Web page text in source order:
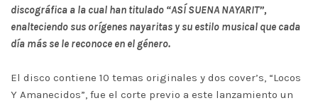
discográfica a la cual han titulado “ASÍ SUENA NAYARIT”,
enalteciendo sus orígenes nayaritas y su estilo musical que cada
día más se le reconoce en el género.
El disco contiene 10 temas originales y dos cover’s, “Locos
Y Amanecidos”, fue el corte previo a este lanzamiento un